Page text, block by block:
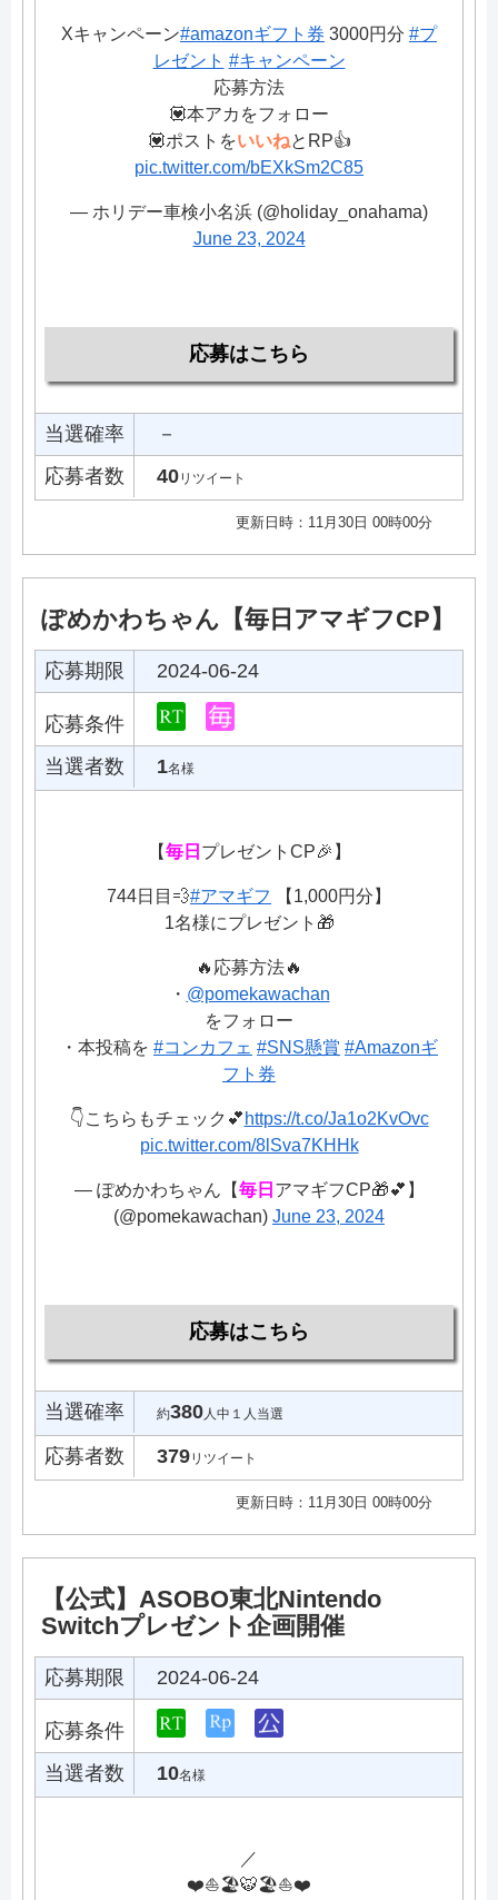
Xキャンペーン#amazonギフト券 3000円分 #プ
レゼント #キャンペーン
応募方法
💟本アカをフォロー
💟ポストをいいねとRP👍
pic.twitter.com/bEXkSm2C85
— ホリデー車検小名浜 (@holiday_onahama)
June 23, 2024
応募はこちら
当選確率
－
応募者数
40リツイート
更新日時：11月30日 00時00分
ぽめかわちゃん【毎日アマギフCP】
応募期限 2024-06-24
応募条件
当選者数
1名様
【毎日 プレゼントCP🎉】
744日目💨#アマギフ
【1,000円分】
1名様にプレゼント🎁
🔥応募方法🔥
・ @pomekawachan
をフォロー
・本投稿を #コンカフェ #SNS懸賞 #Amazonギ
フト券
👇こちらもチェック💕 https://t.co/Ja1o2KvOvc
pic.twitter.com/8lSva7KHHk
— ぽめかわちゃん【毎日 アマギフCP🎁💕】
(@pomekawachan) June 23, 2024
応募はこちら
当選確率 約380人中１人当選
応募者数 379リツイート
更新日時：11月30日 00時00分
【公式】ASOBO東北Nintendo
Switchプレゼント企画開催
応募期限 2024-06-24
応募条件
当選者数
10名様
／
❤️⛵️🏖️🐯🏖️⛵️❤️